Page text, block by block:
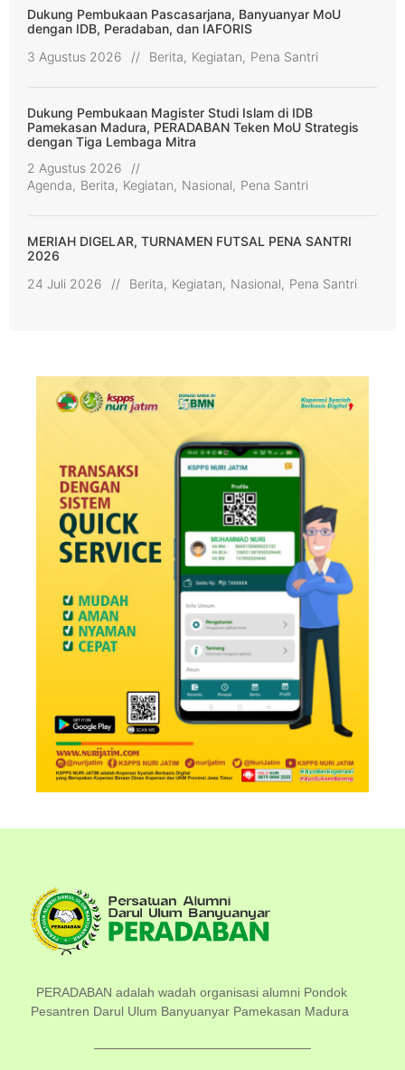
Dukung Pembukaan Pascasarjana, Banyuanyar MoU
dengan IDB, Peradaban, dan IAFORIS
3 Agustus 2026
// Berita, Kegiatan, Pena Santri
Dukung Pembukaan Magister Studi Islam di IDB
Pamekasan Madura, PERADABAN Teken MoU Strategis
dengan Tiga Lembaga Mitra
2 Agustus 2026
//
Agenda, Berita, Kegiatan, Nasional, Pena Santri
MERIAH DIGELAR, TURNAMEN FUTSAL PENA SANTRI
2026
24 Juli 2026
// Berita, Kegiatan, Nasional, Pena Santri
PERADABAN adalah wadah organisasi alumni Pondok
Pesantren Darul Ulum Banyuanyar Pamekasan Madura